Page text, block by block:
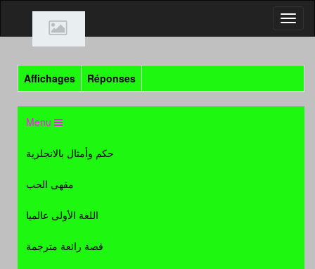
Réponses
Affichages
حكم وأمثال بالانجلزية
مقهى الحب
اللغة الأولى عالميا
قصة رائعة مترجمة